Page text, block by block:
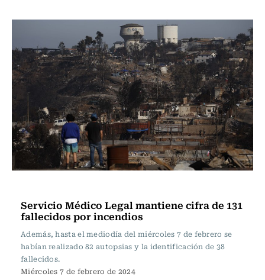
Servicio Médico Legal mantiene cifra de 131
fallecidos por incendios
Además, hasta el mediodía del miércoles 7 de febrero se
habían realizado 82 autopsias y la identificación de 38
fallecidos.
Miércoles 7 de febrero de 2024